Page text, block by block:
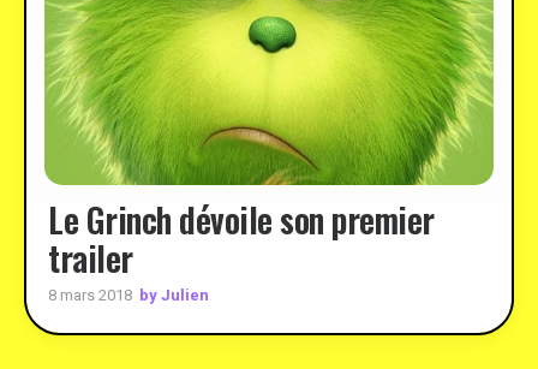
Le Grinch dévoile son premier
trailer
8 mars 2018 by Julien